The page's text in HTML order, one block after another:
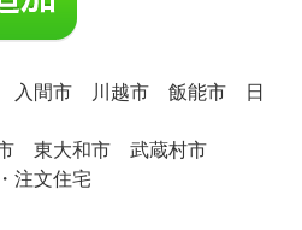
入間市 川越市 飯能市 日
東大和市 武蔵村市
注文住宅